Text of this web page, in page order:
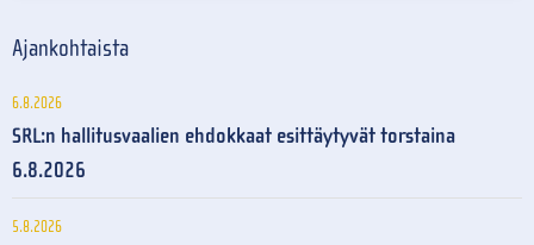
Ajankohtaista
6.8.2026
SRL:n hallitusvaalien ehdokkaat esittäytyvät torstaina
6.8.2026
5.8.2026